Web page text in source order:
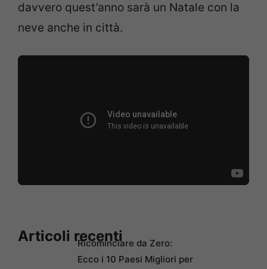
davvero quest’anno sarà un Natale con la
neve anche in città.
Articoli recentiRicominciare da Zero:
Ecco i 10 Paesi Migliori per